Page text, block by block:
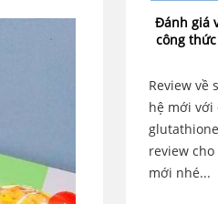
Đánh giá
công
Review về
hệ mới với
review
mới nhé...